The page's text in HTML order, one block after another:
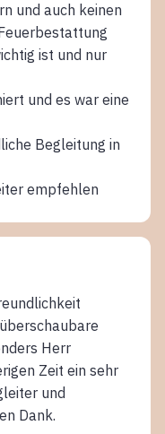
und auch keinen
ist und nur
und es war eine
Begleitung in
empfehlen
Herr
Zeit ein sehr
und
Dank.